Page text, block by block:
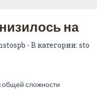
на
- В категории:sto
общей сложности